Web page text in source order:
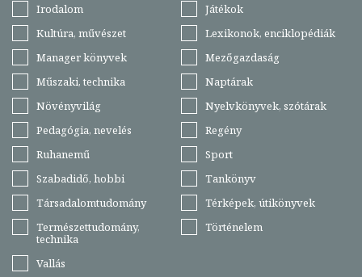
Irodalom
Játékok
Kultúra, művészet
Lexikonok, enciklopédiák
Manager könyvek
Mezőgazdaság
Műszaki, technika
Naptárak
Növényvilág
Nyelvkönyvek, szótárak
Pedagógia, nevelés
Regény
Ruhanemű
Sport
Szabadidő, hobbi
Tankönyv
Társadalomtudomány
Térképek, útikönyvek
Természettudomány,
technika
Történelem
Vallás